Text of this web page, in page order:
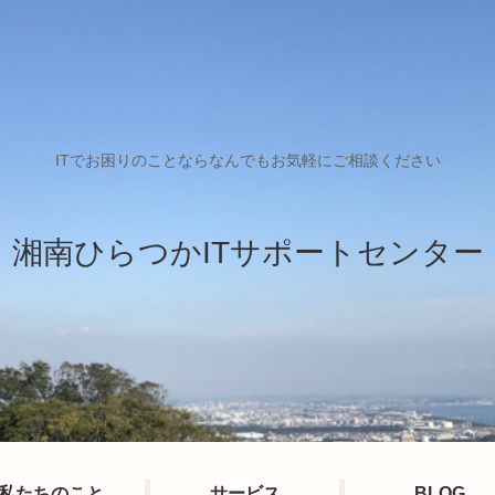
ITでお困りのことならなんでもお気軽にご相談ください
湘南ひらつかITサポートセンター